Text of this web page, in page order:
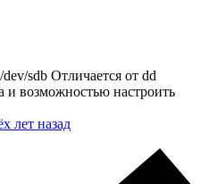
sdb Отличается от dd
и возможностью настроить
лет назад